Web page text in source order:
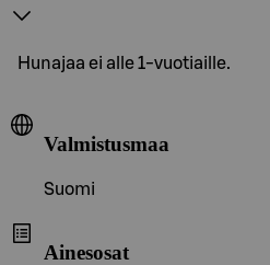
Hunajaa ei alle 1-vuotiaille.
Valmistusmaa
Suomi
Ainesosat